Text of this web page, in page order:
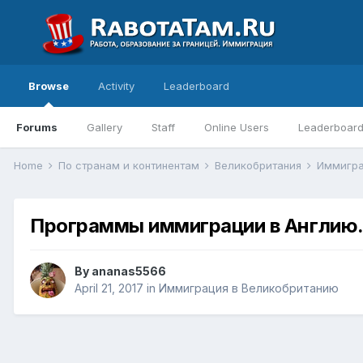
Browse
Forums Gallery Staff Online Users Leaderboard
Activity Leaderboard
Home По странам и континентам Великобритания
Программы иммиграции в Англию.
By ananas5566
April 21, 2017 in Иммиграция в Великобританию